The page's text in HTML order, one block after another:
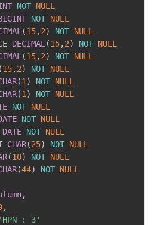
NOT NULL
NOT NULL
(15,2) NOT NULL
DECIMAL (15,2) NOT NULL
(15,2) NOT NULL
(15,2) NOT NULL
(1 ) NOT NULL
(1 ) NOT NULL
NOT NULL
NOT NULL
DATE NOT NULL
CHAR(25) NOT NULL
(10) NOT NULL
(44) NOT NULL
,
,
'HPN : 3'